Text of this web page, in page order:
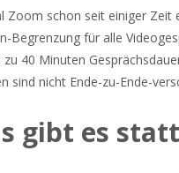
Zoom schon seit einiger Zeit
Begrenzung für alle
zu 40 Minuten
sind nicht Ende-zu-Ende-
gibt es